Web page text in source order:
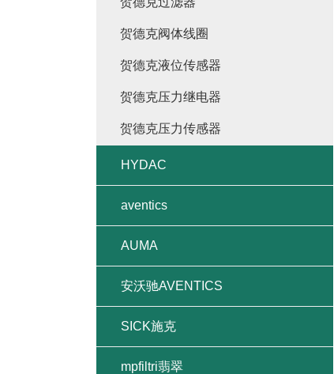
贺德克阀体线圈
贺德克液位传感器
贺德克压力继电器
贺德克压力传感器
HYDAC
aventics
AUMA
安沃驰AVENTICS
SICK施克
mpfiltri翡翠